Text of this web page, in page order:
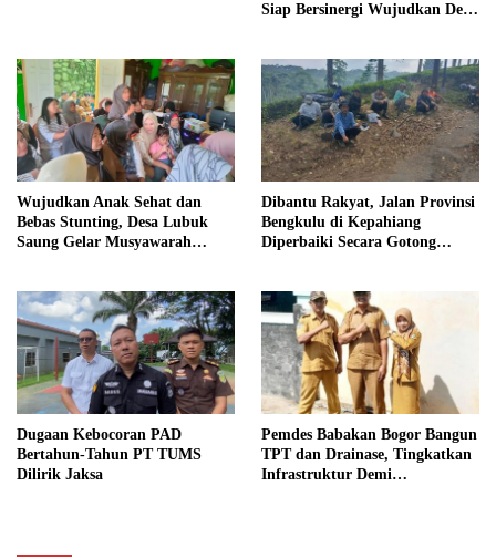
Siap Bersinergi Wujudkan Desa
Wujudkan Anak Sehat dan
Bebas Stunting, Desa Lubuk
Saung Gelar Musyawarah
Dibantu Rakyat, Jalan Provinsi
Bengkulu di Kepahiang
Diperbaiki Secara Gotong
Dugaan Kebocoran PAD
Bertahun-Tahun PT TUMS
Dilirik Jaksa
Pemdes Babakan Bogor Bangun
TPT dan Drainase, Tingkatkan
Infrastruktur Demi